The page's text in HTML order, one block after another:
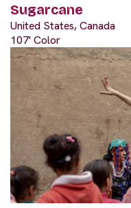
Sugarcane
United States, Canada
107' Color